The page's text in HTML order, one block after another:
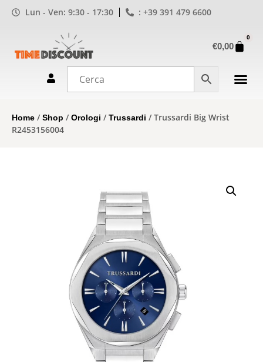
Lun - Ven: 9:30 - 17:30 : +39 391 479 6600
€0,00
0
Home /Shop /Orologi /Trussardi / Trussardi Big Wrist
R2453156004